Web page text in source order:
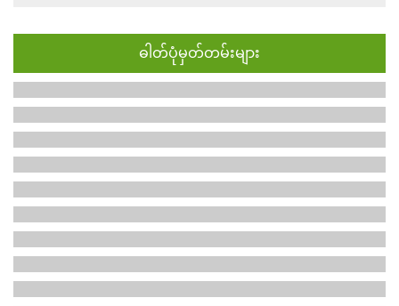
ဓါတ်ပုံမှတ်တမ်းများ